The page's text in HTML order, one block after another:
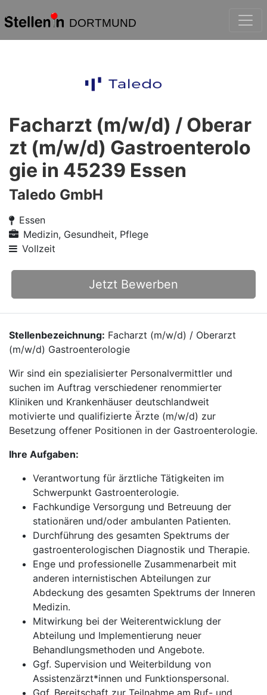
DORTMUND
Facharzt (m/w/d) / Oberar
zt (m/w/d) Gastroenterolo
gie in 45239 Essen
Taledo GmbH
Essen
Medizin, Gesundheit, Pflege
Vollzeit
Jetzt Bewerben
Stellenbezeichnung: Facharzt (m/w/d) / Oberarzt
(m/w/d) Gastroenterologie
Wir sind ein spezialisierter Personalvermittler und
suchen im Auftrag verschiedener renommierter
Kliniken und Krankenhäuser deutschlandweit
motivierte und qualifizierte Ärzte (m/w/d) zur
Besetzung offener Positionen in der Gastroenterologie.
Ihre Aufgaben:
Verantwortung für ärztliche Tätigkeiten im
Schwerpunkt Gastroenterologie.
Fachkundige Versorgung und Betreuung der
stationären und/oder ambulanten Patienten.
Durchführung des gesamten Spektrums der
gastroenterologischen Diagnostik und Therapie.
Enge und professionelle Zusammenarbeit mit
anderen internistischen Abteilungen zur
Abdeckung des gesamten Spektrums der Inneren
Medizin.
Mitwirkung bei der Weiterentwicklung der
Abteilung und Implementierung neuer
Behandlungsmethoden und Angebote.
Ggf. Supervision und Weiterbildung von
Assistenzärzt*innen und Funktionspersonal.
Ggf. Bereitschaft zur Teilnahme am Ruf- und